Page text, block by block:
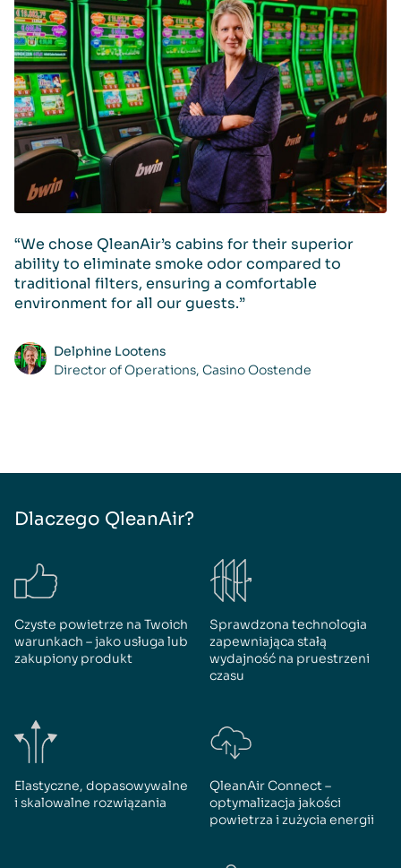
“We chose QleanAir’s cabins for their superior
ability to eliminate smoke odor compared to
traditional filters, ensuring a comfortable
environment for all our guests.”
Delphine Lootens
Director of Operations, Casino Oostende
Dlaczego QleanAir?
Czyste powietrze na Twoich
warunkach – jako usługa lub
zakupiony produkt
Sprawdzona technologia
zapewniająca stałą
wydajność na pruestrzeni
czasu
Elastyczne, dopasowywalne
i skalowalne rozwiązania
QleanAir Connect –
optymalizacja jakości
powietrza i zużycia energii